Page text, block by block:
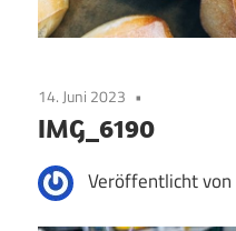
14. Juni 2023
IMG_6190
Veröffentlicht von